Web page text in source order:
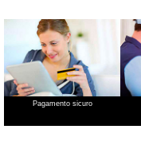
Pagamento sicuro